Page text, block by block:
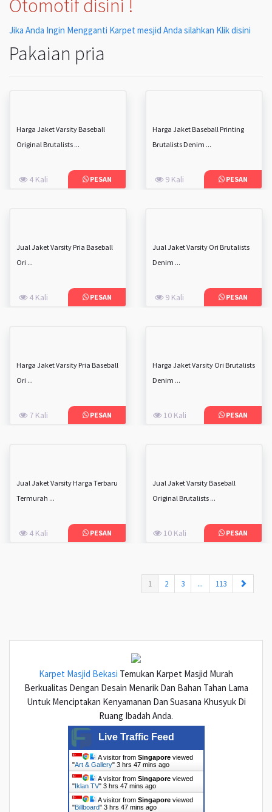
Otomotif disini !
Jika Anda Ingin Mengganti Karpet mesjid Anda silahkan Klik disini
Pakaian pria
Harga Jaket Varsity Baseball
Original Brutalists ...
4 Kali PESAN
Harga Jaket Baseball Printing
Brutalists Denim ...
9 Kali PESAN
Jual Jaket Varsity Pria Baseball
Ori ...
4 Kali PESAN
Jual Jaket Varsity Ori Brutalists
Denim ...
9 Kali PESAN
Harga Jaket Varsity Pria Baseball
Ori ...
7 Kali PESAN
Harga Jaket Varsity Ori Brutalists
Denim ...
10 Kali PESAN
Jual Jaket Varsity Harga Terbaru
Termurah ...
4 Kali PESAN
Jual Jaket Varsity Baseball
Original Brutalists ...
10 Kali PESAN
1 (current)
2 3 ... 113
Karpet Masjid Bekasi Temukan Karpet Masjid Murah
Berkualitas Dengan Desain Menarik Dan Bahan Tahan Lama
Untuk Menciptakan Kenyamanan Dan Suasana Khusyuk Di
Ruang Ibadah Anda.
Live Traffic Feed
A visitor from Singaporeviewed
"Art & Gallery" 3 hrs 47 mins ago
A visitor from Singaporeviewed
"Iklan TV" 3 hrs 47 mins ago
A visitor from Singaporeviewed
"Billboard" 3 hrs 47 mins ago